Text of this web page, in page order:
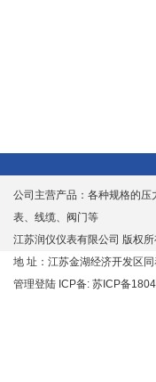
公司主营产品：各种规格的压
表、线缆、阀门等
江苏润仪仪表有限公司 版权
地 址：江苏金湖经济开发区
管理登陆 ICP备: 苏ICP备